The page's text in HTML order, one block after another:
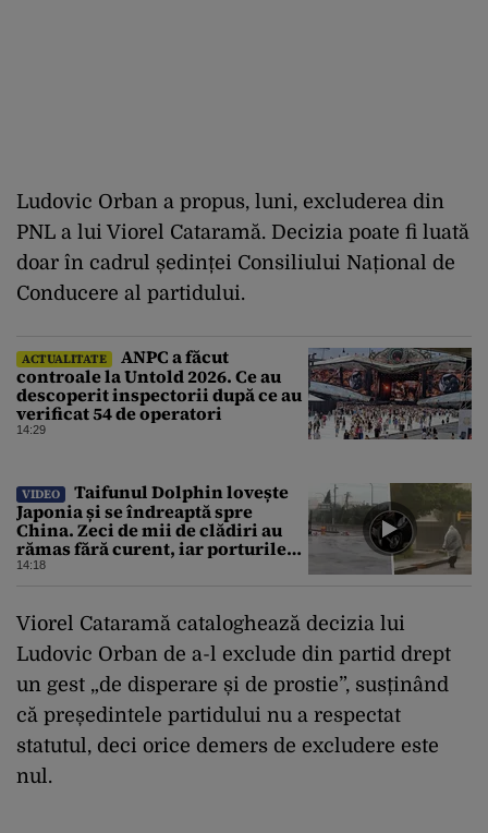
Ludovic Orban a propus, luni, excluderea din
PNL a lui Viorel Cataramă. Decizia poate fi luată
doar în cadrul ședinței Consiliului Național de
Conducere al partidului.
ACTUALITATE
ANPC a făcut
controale la Untold 2026. Ce au
descoperit inspectorii după ce au
verificat 54 de operatori
14:29
VIDEO
Taifunul Dolphin lovește
Japonia și se îndreaptă spre
China. Zeci de mii de clădiri au
rămas fără curent, iar porturile
au fost închise
14:18
Viorel Cataramă cataloghează decizia lui
Ludovic Orban de a-l exclude din partid drept
un gest „de disperare și de prostie”, susținând
că președintele partidului nu a respectat
statutul, deci orice demers de excludere este
nul.